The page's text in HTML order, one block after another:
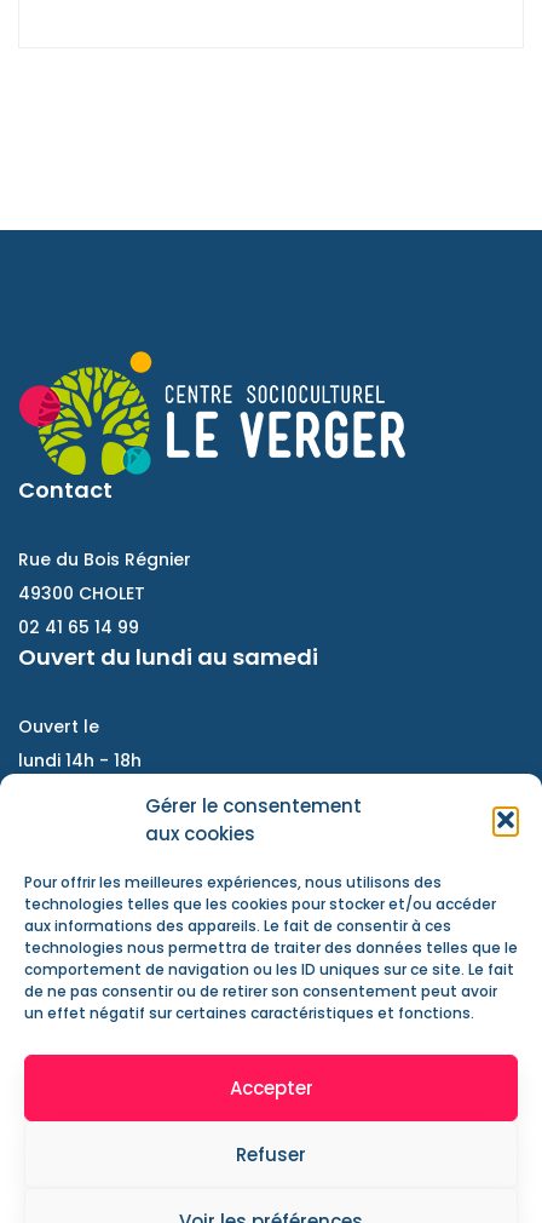
Gérer le consentement
aux cookies
Pour offrir les meilleures expériences, nous utilisons des
technologies telles que les cookies pour stocker et/ou accéder
aux informations des appareils. Le fait de consentir à ces
technologies nous permettra de traiter des données telles que le
comportement de navigation ou les ID uniques sur ce site. Le fait
de ne pas consentir ou de retirer son consentement peut avoir
un effet négatif sur certaines caractéristiques et fonctions.
Accepter
Refuser
Contact
Rue du Bois Régnier
49300 CHOLET
02 41 65 14 99
Ouvert du lundi au samedi
Ouvert le
lundi 14h - 18h
Du mardi au vendredi :
9h - 12h / 14h- 18h
d'échanges, information jeunesse
Nous contacter
Actualités
Mentions Légales